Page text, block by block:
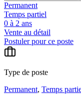
Permanent
Temps partiel
0 à 2 ans
Vente au détail
Postuler pour ce poste
Type de poste
Permanent, Temps